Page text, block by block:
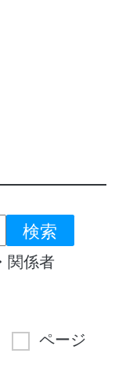
関係者
ページ